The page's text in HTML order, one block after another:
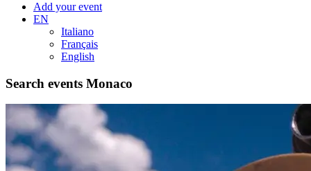
Add your event
EN
Italiano
Français
English
Search events Monaco